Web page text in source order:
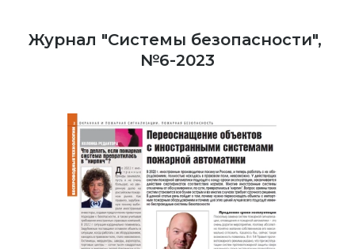
Журнал "Системы безопасности",
№6-2023